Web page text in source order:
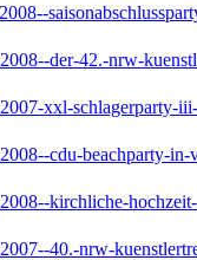
der-42.-nrw-
xxl-schlagerparty-
cdu-beachparty-in-
kirchliche-
40.-nrw-